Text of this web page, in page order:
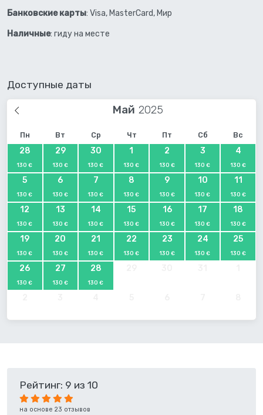
Банковские карты: Visa, MasterCard, Мир
Наличные: гиду на месте
Доступные даты
Май
Пн Вт Ср Чт Пт Сб Вс
28
130 €
29
130 €
30
130 €
1
130 €
2
130 €
3
130 €
4
130 €
5
130 €
6
130 €
7
130 €
8
130 €
9
130 €
10
130 €
11
130 €
12
130 €
13
130 €
14
130 €
15
130 €
16
130 €
17
130 €
18
130 €
19
130 €
20
130 €
21
130 €
22
130 €
23
130 €
24
130 €
25
130 €
26
130 €
27
130 €
28
130 €
Рейтинг: 9 из 10
на основе 23 отзывов